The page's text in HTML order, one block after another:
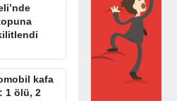
kafa
1 ölü, 2